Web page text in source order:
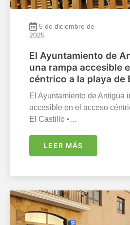
5 de diciembre de
2025
El Ayuntamiento de
una rampa accesible
céntrico a la playa de
El Ayuntamiento de Antigua
accesible en el acceso
El Castillo •…
LEER MÁS